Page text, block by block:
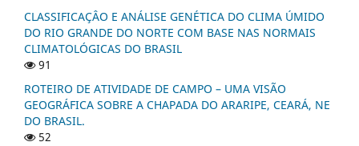
CLASSIFICAÇÂO E ANÁLISE GENÉTICA DO CLIMA ÚMIDO
DO RIO GRANDE DO NORTE COM BASE NAS NORMAIS
CLIMATOLÓGICAS DO BRASIL
91
ROTEIRO DE ATIVIDADE DE CAMPO – UMA VISÃO
GEOGRÁFICA SOBRE A CHAPADA DO ARARIPE, CEARÁ, NE
DO BRASIL.
52